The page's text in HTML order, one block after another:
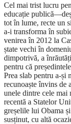
Cel mai trist lucru
educație
tot în lume, recte un
a-i transforma în
venirea în 2012 la
ștate vechi în
dimpotrivă, a
pentru că
Prea slab pentru a-și
recunoaște învins de
unele dintre cele
recentă a Statelor
greșelile lui Obama
susținut, cu altă